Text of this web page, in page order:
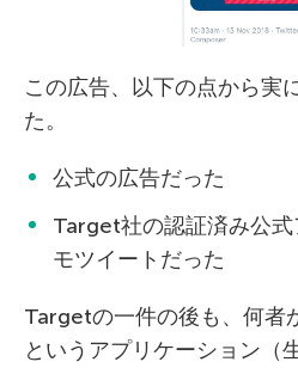
この広告、以下の点から実
た。
公式の広告だった
Target社の認証済み公
モツイートだった
Targetの一件の後も、何者
というアプリケーション（